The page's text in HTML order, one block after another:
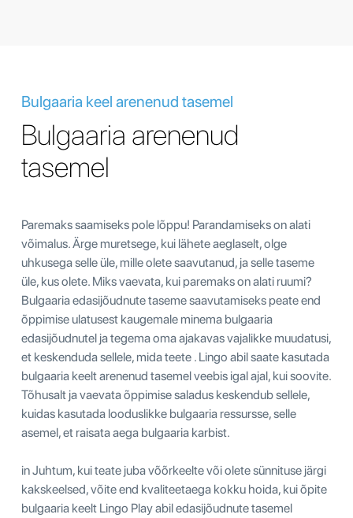
Bulgaaria keel arenenud tasemel
Bulgaaria arenenud
tasemel
Paremaks saamiseks pole lõppu! Parandamiseks on alati
võimalus. Ärge muretsege, kui lähete aeglaselt, olge
uhkusega selle üle, mille olete saavutanud, ja selle taseme
üle, kus olete. Miks vaevata, kui paremaks on alati ruumi?
Bulgaaria edasijõudnute taseme saavutamiseks peate end
õppimise ulatusest kaugemale minema bulgaaria
edasijõudnutel ja tegema oma ajakavas vajalikke muudatusi,
et keskenduda sellele, mida teete . Lingo abil saate kasutada
bulgaaria keelt arenenud tasemel veebis igal ajal, kui soovite.
Tõhusalt ja vaevata õppimise saladus keskendub sellele,
kuidas kasutada looduslikke bulgaaria ressursse, selle
asemel, et raisata aega bulgaaria karbist.
in Juhtum, kui teate juba võõrkeelte või olete sünnituse järgi
kakskeelsed, võite end kvaliteetaega kokku hoida, kui õpite
bulgaaria keelt Lingo Play abil edasijõudnute tasemel